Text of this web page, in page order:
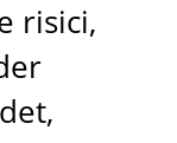
risici,